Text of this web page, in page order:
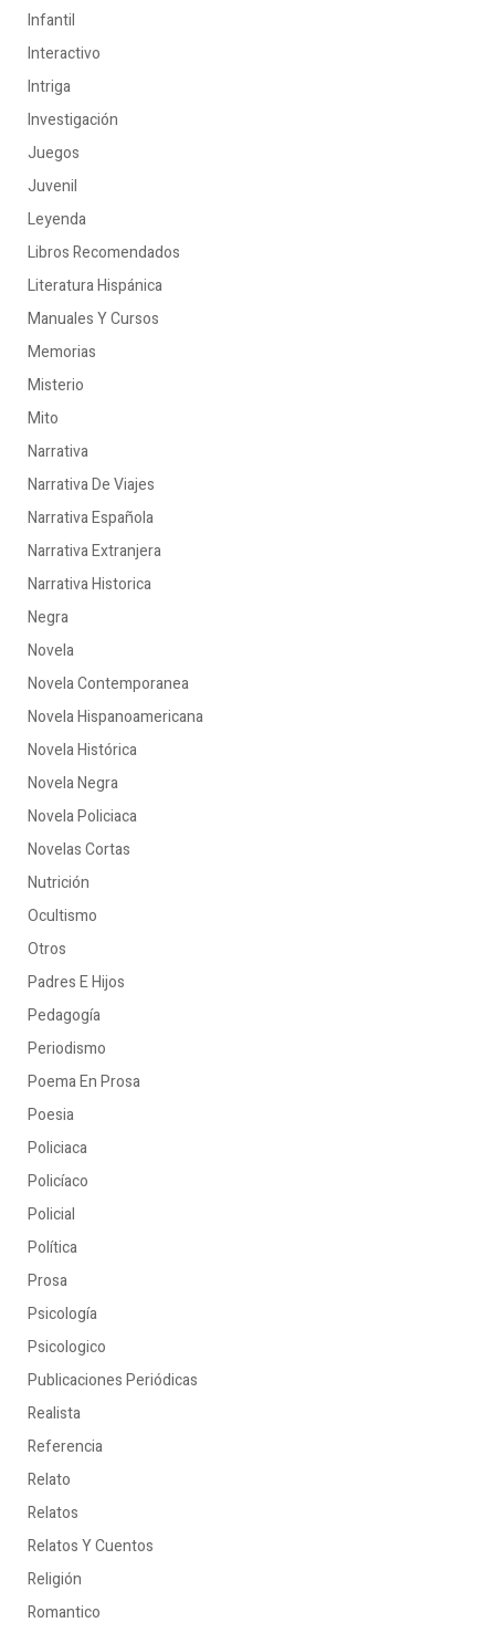
Infantil
Interactivo
Intriga
Investigación
Juegos
Juvenil
Leyenda
Libros Recomendados
Literatura Hispánica
Manuales Y Cursos
Memorias
Misterio
Mito
Narrativa
Narrativa De Viajes
Narrativa Española
Narrativa Extranjera
Narrativa Historica
Negra
Novela
Novela Contemporanea
Novela Hispanoamericana
Novela Histórica
Novela Negra
Novela Policiaca
Novelas Cortas
Nutrición
Ocultismo
Otros
Padres E Hijos
Pedagogía
Periodismo
Poema En Prosa
Poesia
Policiaca
Policíaco
Policial
Política
Prosa
Psicología
Psicologico
Publicaciones Periódicas
Realista
Referencia
Relato
Relatos
Relatos Y Cuentos
Religión
Romantico